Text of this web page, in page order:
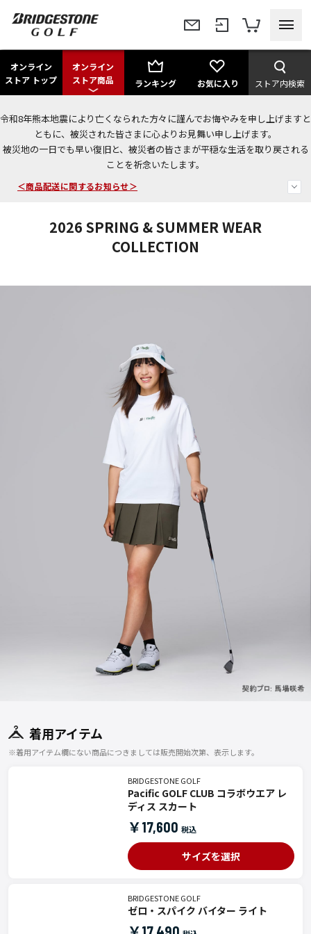
オンライン
ストア トップ
オンライン
ストア商品
ランキング お気に入り ストア内検索
令和8年熊本地震により亡くなられた方々に謹んでお悔やみを申し上げますと
ともに、被災された皆さまに心よりお見舞い申し上げます。
被災地の一日でも早い復旧と、被災者の皆さまが平穏な生活を取り戻される
ことを祈念いたします。
今なら新規会員登録で1,000円OFFクーポンプレゼント！
＜商品配送に関するお知らせ＞
＜夏季休暇中のご注文・発送・お問い合わせ＞
2026 SPRING & SUMMER WEAR
COLLECTION
着用アイテム
※着用アイテム欄にない商品につきましては販売開始次第、表示します。
BRIDGESTONE GOLF
Pacific GOLF CLUB コラボウエア レ
ディス スカート
￥17,600
サイズを選択
BRIDGESTONE GOLF
ゼロ・スパイク バイター ライト